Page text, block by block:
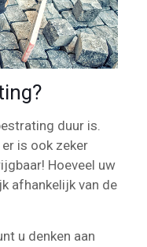
duur is.
is ook zeker
Hoeveel uw
afhankelijk van de
u denken aan